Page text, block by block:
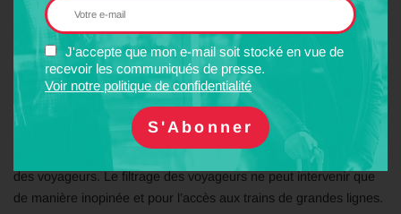
J'accepte que mon e-mail soit stocké en vue de
recevoir les communiqués de presse.
Voir notre politique de confidentialité
bord, ou de terrorisme, la Fnaut souhaite un
renforcement de la
présence humaine, de la surveillance et des contrôleset un
élargissement des prérogativesdes contrôleurs et agents de
sécurité des transporteurs.
Déjà pratiquées dans le transport aérien ou à l’entrée de grands
magasins et équipements, la fouille des bagages et les
« palpations de sécurité » sont acceptables avec le consentement
des voyageurs. Le filtrage des voyageurs ne peut intervenir que
de manière inopinée et pour l’accès aux trains de grandes lignes.